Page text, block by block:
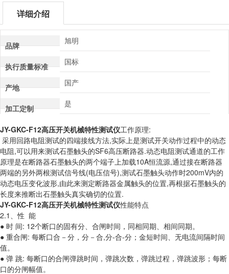
详细介绍
品牌 旭明
执行质量标准 国标
产地 国产
加工定制 是
JY-GKC-F12高压开关机械特性测试仪工作原理:
采用回路电阻测试的四端接线方法,实际上是测试开关动作过程中的动态
电阻,可以用来测试石墨触头的SF6高压断路器.动态电阻测试通道的工作
原理是在断路器石墨触头的两个端子上加载10A恒流源,通过接在断路器
两端的另外两根测试信号线(电压信号),测试石墨触头动作时200mV内的
动态电压变化波形,由此来测定断路器金属触头的位置,再根据石墨触头的
长度来推断出石墨触头真实确切的位置.
JY-GKC-F12高压开关机械特性测试仪性能特点
2.1、性 能
● 时 间: 12个断口的固有分、合闸时间，同相同期、相间同期。
● 重合闸: 每断口合－分，分－合,分-合-分；金短时间、无电流间隔时间
值。
● 弹 跳: 每断口的合闸弹跳时间，弹跳次数，弹跳过程，弹跳波形；每断
口的分闸幅值。